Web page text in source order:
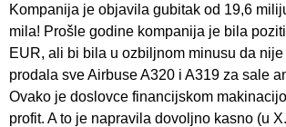
Kompanija je objavila gubitak od 19,6
mila! Prošle godine kompanija je bila
EUR, ali bi bila u ozbiljnom minusu da
prodala sve Airbuse A320 i A319 za sale
Ovako je doslovce financijskom
profit. A to je napravila dovoljno kasno (u